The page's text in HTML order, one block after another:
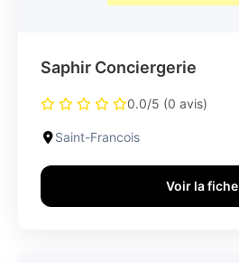
Saphir Conciergerie
0.0/5 (0 avis)
Saint-Francois
Voir la fiche